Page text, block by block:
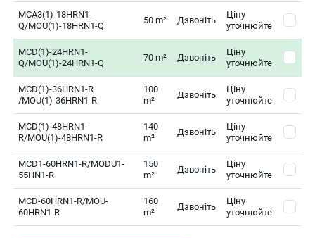
MCA3(1)-18HRN1-
Q/MOU(1)-18HRN1-Q
50 m² Дзвоніть
Ціну
уточнюйте
MCD(1)-24HRN1-
Q/MOU(1)-24HRN1-Q
70 m² Дзвоніть
Ціну
уточнюйте
MCD(1)-36HRN1-R
/MOU(1)-36HRN1-R
100
m²
Дзвоніть
Ціну
уточнюйте
MCD(1)-48HRN1-
R/MOU(1)-48HRN1-R
140
m²
Дзвоніть
Ціну
уточнюйте
MCD1-60HRN1-R/MODU1-
55HN1-R
150
m²
Дзвоніть
Ціну
уточнюйте
MCD-60HRN1-R/MOU-
60HRN1-R
160
m²
Дзвоніть
Ціну
уточнюйте